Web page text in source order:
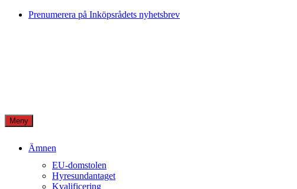
Skip
Prenumerera på Inköpsrådets nyhetsbrev
Meny
Ämnen
EU-domstolen
Hyresundantaget
Kvalificering